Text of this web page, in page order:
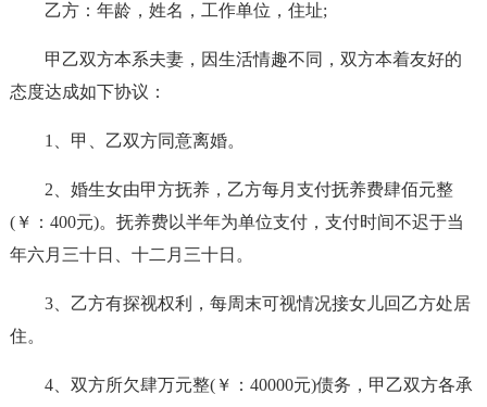
乙方：年龄，姓名，工作单位，住址;
甲乙双方本系夫妻，因生活情趣不同，双方本着友好的
态度达成如下协议：
1、甲、乙双方同意离婚。
2、婚生女由甲方抚养，乙方每月支付抚养费肆佰元整
(￥：400元)。抚养费以半年为单位支付，支付时间不迟于当
年六月三十日、十二月三十日。
3、乙方有探视权利，每周末可视情况接女儿回乙方处居
住。
4、双方所欠肆万元整(￥：40000元)债务，甲乙双方各承